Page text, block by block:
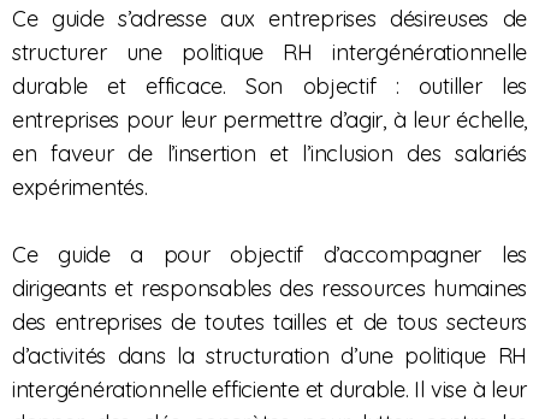
Ce guide s’adresse aux entreprises désireuses de
structurer une politique RH intergénérationnelle
durable et efficace. Son objectif : outiller les
entreprises pour leur permettre d’agir, à leur échelle,
en faveur de l’insertion et l’inclusion des salariés
expérimentés.
Ce guide a pour objectif d’accompagner les
dirigeants et responsables des ressources humaines
des entreprises de toutes tailles et de tous secteurs
d’activités dans la structuration d’une politique RH
intergénérationnelle efficiente et durable. Il vise à leur